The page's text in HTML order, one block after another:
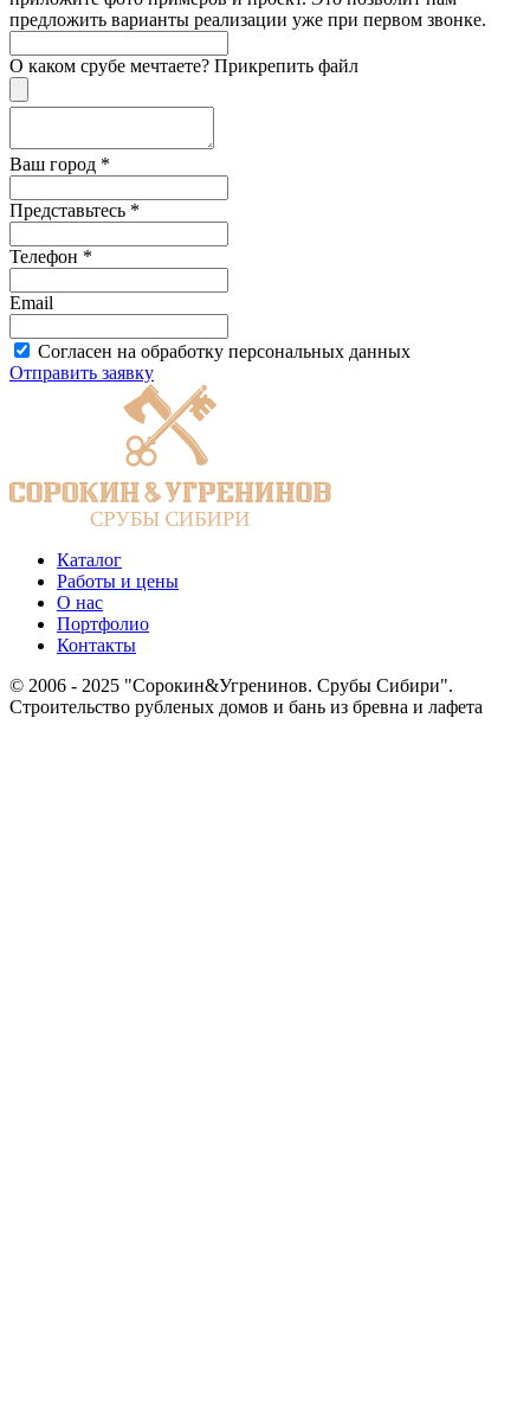
предложить варианты реализации уже при первом звонке.
О каком срубе мечтаете? Прикрепить файл
Ваш город *
Представьтесь *
Телефон *
Email
Согласен на обработку персональных данных
Отправить заявку
Каталог
Работы и цены
О нас
Портфолио
Контакты
© 2006 - 2025 "Сорокин&Угренинов. Срубы Сибири".
Строительство рубленых домов и бань из бревна и лафета